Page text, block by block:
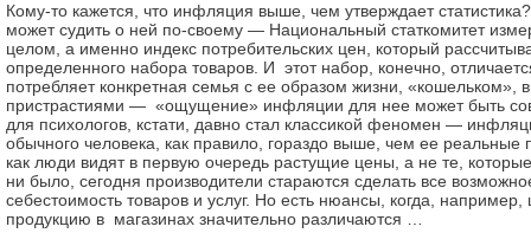
Кому-то кажется, что инфляция выше, чем утверждает
может судить о ней по-своему — Национальный статкомитет
целом, а именно индекс потребительских цен, который
определенного набора товаров. И этот набор, конечно,
потребляет конкретная семья с ее образом жизни, «кошельком»,
пристрастиями — «ощущение» инфляции для нее может быть
для психологов, кстати, давно стал классикой феномен —
обычного человека, как правило, гораздо выше, чем ее реальные
как люди видят в первую очередь растущие цены, а не те,
ни было, сегодня производители стараются сделать все
себестоимость товаров и услуг. Но есть нюансы, когда,
продукцию в магазинах значительно различаются …